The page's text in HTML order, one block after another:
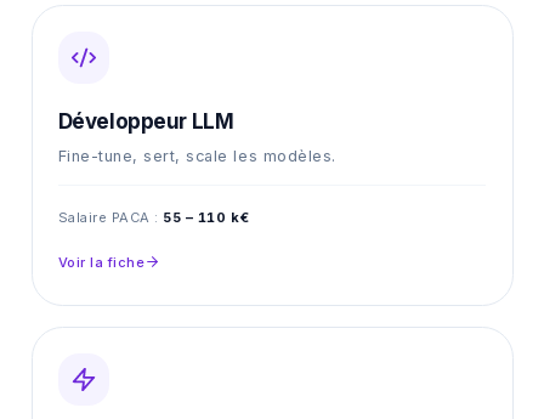
Développeur LLM
Fine-tune, sert, scale les modèles.
Salaire PACA : 55 – 110 k€
Voir la fiche